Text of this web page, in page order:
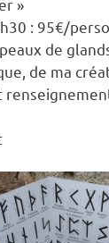
»
: 95€/
de
de ma